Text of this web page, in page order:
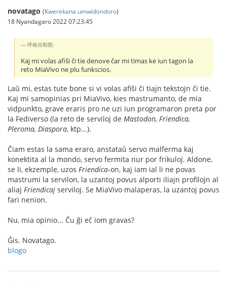
novatago (Kwerekana umwidondoro)
18 Nyandagaro 2022 07:23:45
呼格吉勒图:
Kaj mi volas afiŝi ĉi tie denove ĉar mi timas ke iun tagon la
reto MiaVivo ne plu funkscios.
Laŭ mi, estas tute bone si vi volas afiŝi ĉi tiajn tekstojn ĉi tie.
Kaj mi samopinias pri MiaVivo, kies mastrumanto, de mia
vidpunkto, grave eraris pro ne uzi iun programaron preta por
la Fediverso (la reto de serviloj de Mastodon, Friendica,
Pleroma, Diaspora, ktp...).
Ĉiam estas la sama eraro, anstataŭ servo malferma kaj
konektita al la mondo, servo fermita nur por frikuloj. Aldone,
se li, ekzemple, uzos Friendica-on, kaj iam ial li ne povas
mastrumi la servilon, la uzantoj povus alporti iliajn profilojn al
aliaj Friendicaj serviloj. Se MiaVivo malaperas, la uzantoj povus
fari nenion.
Nu, mia opinio... Ĉu ĝi eĉ iom gravas?
Ĝis. Novatago.
blogo